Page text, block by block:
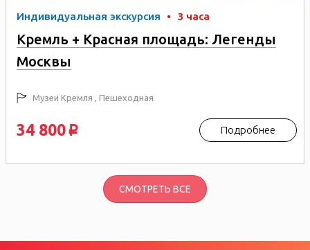
Индивидуальная экскурсия • 3 часа
Кремль + Красная площадь: Легенды
Москвы
Музеи Кремля , Пешеходная
34 800 p Подробнее
СМОТРЕТЬ ВСЕ